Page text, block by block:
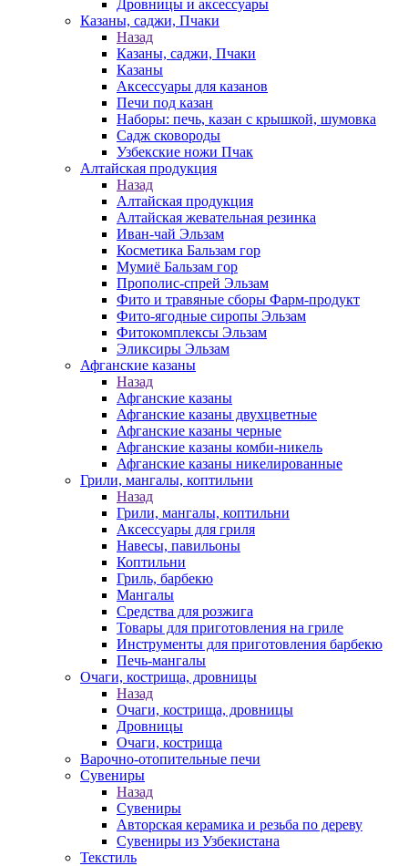
Дровницы и аксессуары
Казаны, саджи, Пчаки
Назад
Казаны, саджи, Пчаки
Казаны
Аксессуары для казанов
Печи под казан
Наборы: печь, казан с крышкой, шумовка
Садж сковороды
Узбекские ножи Пчак
Алтайская продукция
Назад
Алтайская продукция
Алтайская жевательная резинка
Иван-чай Эльзам
Косметика Бальзам гор
Мумиё Бальзам гор
Прополис-спрей Эльзам
Фито и травяные сборы Фарм-продукт
Фито-ягодные сиропы Эльзам
Фитокомплексы Эльзам
Эликсиры Эльзам
Афганские казаны
Назад
Афганские казаны
Афганские казаны двухцветные
Афганские казаны черные
Афганские казаны комби-никель
Афганские казаны никелированные
Грили, мангалы, коптильни
Назад
Грили, мангалы, коптильни
Аксессуары для гриля
Навесы, павильоны
Коптильни
Гриль, барбекю
Мангалы
Средства для розжига
Товары для приготовления на гриле
Инструменты для приготовления барбекю
Печь-мангалы
Очаги, кострища, дровницы
Назад
Очаги, кострища, дровницы
Дровницы
Очаги, кострища
Варочно-отопительные печи
Сувениры
Назад
Сувениры
Авторская керамика и резьба по дереву
Сувениры из Узбекистана
Текстиль